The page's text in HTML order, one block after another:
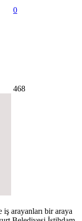
0
468
arayanları bir araya